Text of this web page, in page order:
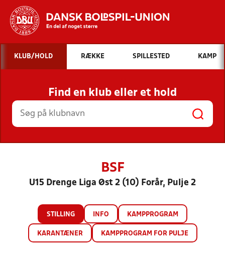
Hvad vil du søge efter?
INDHOLD OG NYHEDER
STILLINGER, RESULTATER, KLUBBER OG
HOLD
KLUB/HOLD RÆKKE SPILLESTED KAMP
Find en klub eller et hold
BSF
U15 Drenge Liga Øst 2 (10) Forår, Pulje 2
STILLING INFO KAMPPROGRAM
KARANTÆNER KAMPPROGRAM FOR PULJE